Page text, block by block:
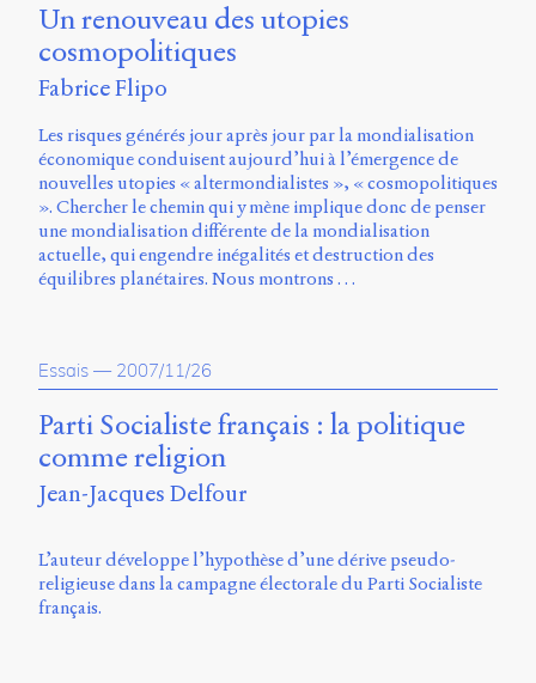
Un renouveau des utopies
cosmopolitiques
Fabrice Flipo
Les risques générés jour après jour par la mondialisation
économique conduisent aujourd’hui à l’émergence de
nouvelles utopies « altermondialistes », « cosmopolitiques
». Chercher le chemin qui y mène implique donc de penser
une mondialisation différente de la mondialisation
actuelle, qui engendre inégalités et destruction des
équilibres planétaires. Nous montrons …
Essais — 2007/11/26
Parti Socialiste français : la politique
comme religion
Jean-Jacques Delfour
L’auteur développe l’hypothèse d’une dérive pseudo-
religieuse dans la campagne électorale du Parti Socialiste
français.